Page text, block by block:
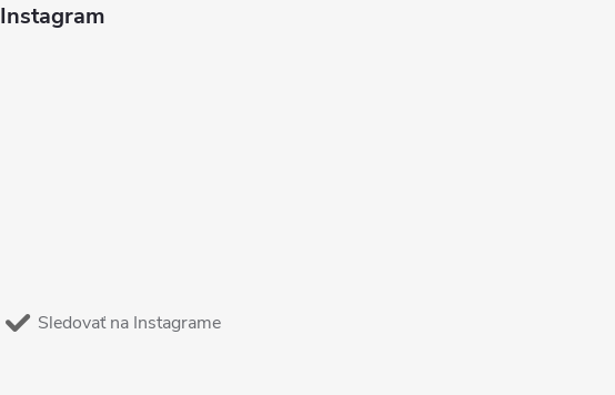
Instagram
Sledovať na Instagrame